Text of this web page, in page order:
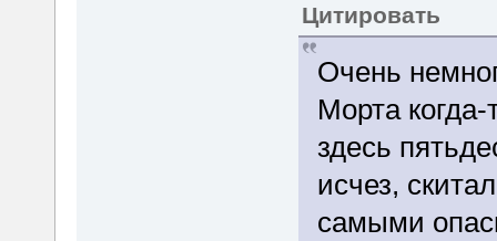
Цитировать
Очень
Морта
здесь
исчез,
самыми